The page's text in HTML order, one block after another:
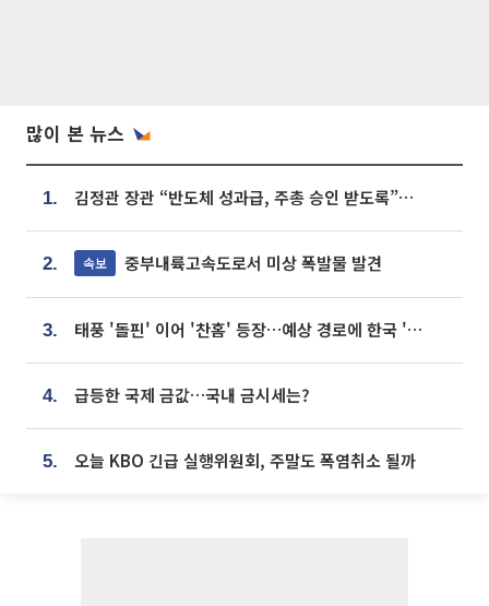
많이 본 뉴스
1. 김정관 장관 “반도체 성과급, 주총 승인 받도록”…상법·자본시장법 개정 시사
2. 속보 중부내륙고속도로서 미상 폭발물 발견
3. 태풍 '돌핀' 이어 '찬홈' 등장…예상 경로에 한국 '한숨'
4. 급등한 국제 금값…국내 금시세는?
5. 오늘 KBO 긴급 실행위원회, 주말도 폭염취소 될까